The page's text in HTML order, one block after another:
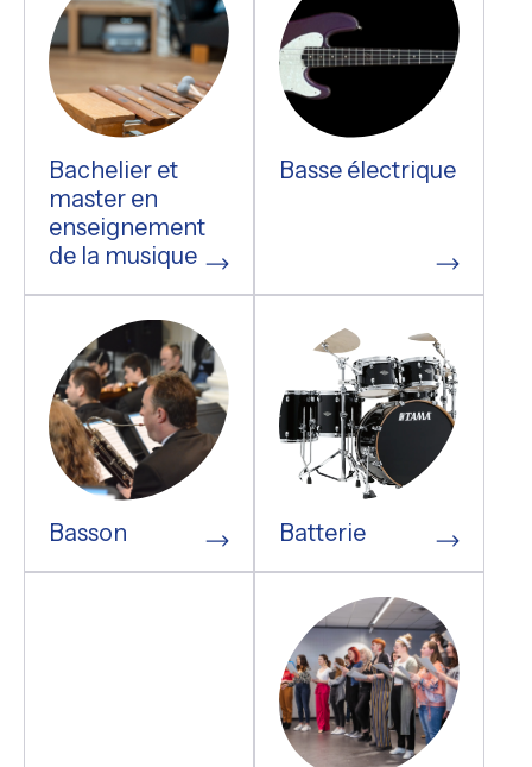
Bachelier et
master en
enseignement
de la musique
Basse électrique
Basson Batterie